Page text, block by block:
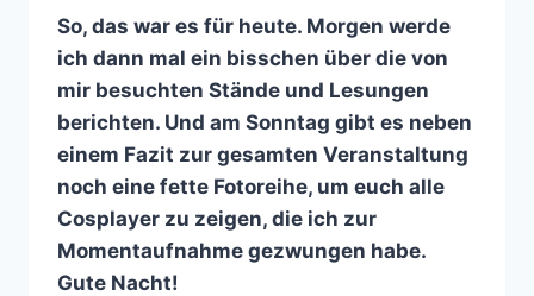
So, das war es für heute. Morgen werde
ich dann mal ein bisschen über die von
mir besuchten Stände und Lesungen
berichten. Und am Sonntag gibt es neben
einem Fazit zur gesamten Veranstaltung
noch eine fette Fotoreihe, um euch alle
Cosplayer zu zeigen, die ich zur
Momentaufnahme gezwungen habe.
Gute Nacht!